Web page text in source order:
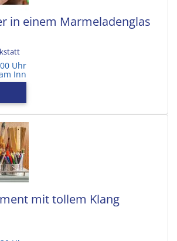
in einem Marmeladenglas
Uhr
Inn
mit tollem Klang